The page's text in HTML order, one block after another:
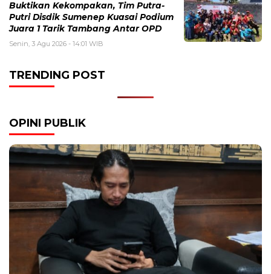
Buktikan Kekompakan, Tim Putra-
Putri Disdik Sumenep Kuasai Podium
Juara 1 Tarik Tambang Antar OPD
Senin, 3 Agu 2026 - 14:01 WIB
TRENDING POST
OPINI PUBLIK